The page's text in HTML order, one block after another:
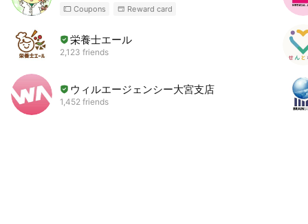
Coupons Reward card
栄養士エール
2,123 friends
ウィルエージェンシー大宮支店
1,452 friends